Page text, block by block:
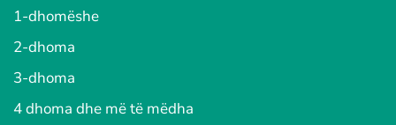
1-dhomëshe
2-dhoma
3-dhoma
4 dhoma dhe më të mëdha